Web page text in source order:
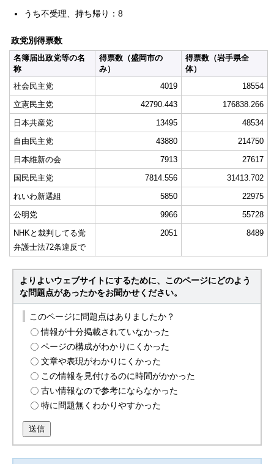
うち不受理、持ち帰り：8
政党別得票数
名簿届出政党等の名
称
得票数（盛岡市の
み）
得票数（岩手県全
体）
社会民主党
4019
18554
立憲民主党
42790.443
176838.266
日本共産党
13495
48534
自由民主党
43880
214750
日本維新の会
7913
27617
国民民主党
7814.556
31413.702
れいわ新選組
5850
22975
公明党
9966
55728
NHKと裁判してる党
弁護士法72条違反で
2051 8489
よりよいウェブサイトにするために、このページにどのよう
な問題点があったかをお聞かせください。
このページに問題点はありましたか？
情報が十分掲載されていなかった
ページの構成がわかりにくかった
文章や表現がわかりにくかった
この情報を見付けるのに時間がかかった
古い情報なので参考にならなかった
特に問題無くわかりやすかった
送信